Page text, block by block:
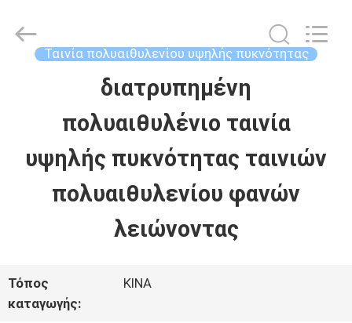
ΠΡΟΪΌΝΤΑ
ΒΊΝΤΕΟ
VR
Upass
Material
Technology
Ταινία πολυαιθυλενίου υψηλής πυκνότητας
διατρυπημένη
πολυαιθυλένιο ταινία
υψηλής πυκνότητας ταινιών
πολυαιθυλενίου φανών
λειώνοντας
Τόπος
καταγωγής:
ΚΙΝΑ